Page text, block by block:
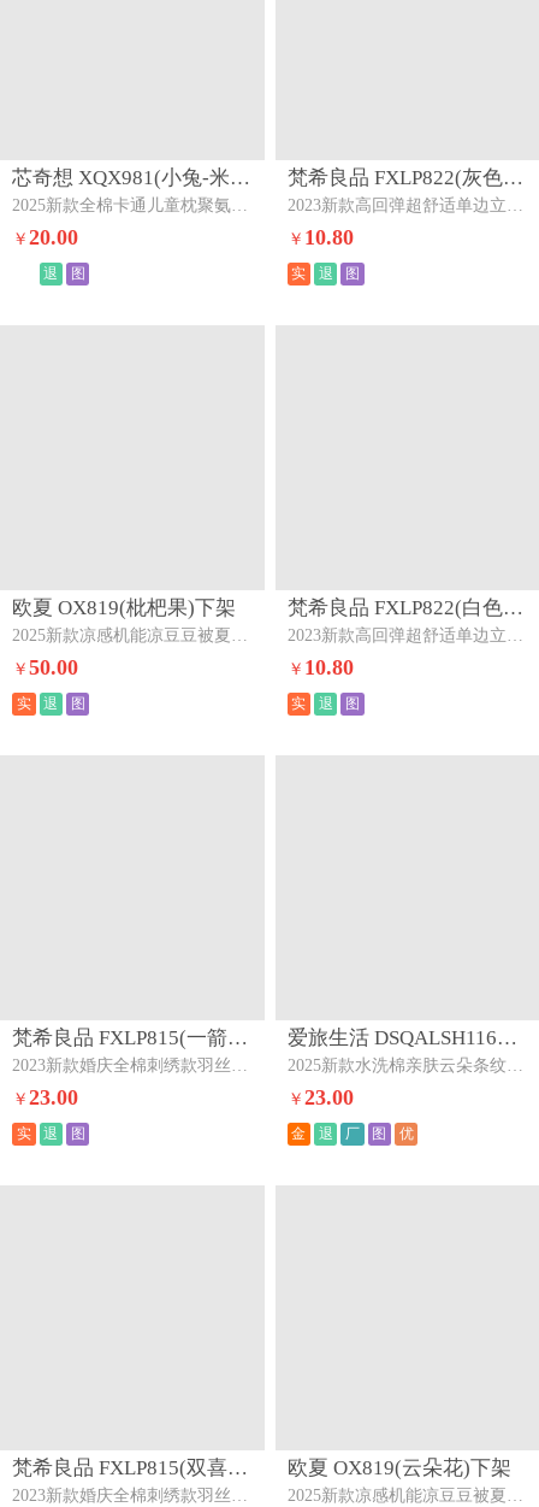
芯奇想 XQX981(小兔-米白)下架
2025新款全棉卡通儿童枕聚氨酯慢回弹枕芯枕头小兔-米白
￥20.00
退 图
梵希良品 FXLP822(灰色)下架
2023新款高回弹超舒适单边立体枕枕头枕芯灰色
￥ 10.80
实 退 图
欧夏 OX819(枇杷果)下架
2025新款凉感机能凉豆豆被夏被夏季夏凉被空调被直播供货枇杷果
￥50.00
实 退 图
梵希良品 FXLP822(白色)下架
2023新款高回弹超舒适单边立体枕枕头枕芯白色
￥ 10.80
实 退 图
梵希良品 FXLP815(一箭穿心)下架
2023新款婚庆全棉刺绣款羽丝绒枕枕头枕芯一箭穿心
￥23.00
实 退 图
爱旅生活 DSQALSH1169(云朵条纹奶咖)下架
2025新款水洗棉亲肤云朵条纹四件套云朵条纹奶咖
￥ 23.00
金 退 厂 图 优
梵希良品 FXLP815(双喜临门)下架
2023新款婚庆全棉刺绣款羽丝绒枕枕头枕芯双喜临门
欧夏 OX819(云朵花)下架
2025新款凉感机能凉豆豆被夏被夏季夏凉被空调被直播供货云朵花